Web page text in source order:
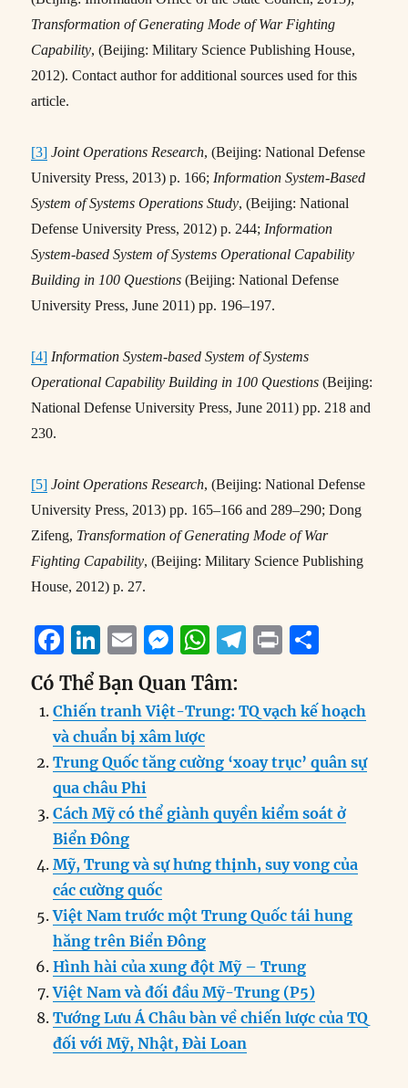
Transformation of Generating Mode of War Fighting
Capability, (Beijing: Military Science Publishing House,
2012). Contact author for additional sources used for this
article.
[3] Joint Operations Research, (Beijing: National Defense
University Press, 2013) p. 166; Information System-Based
System of Systems Operations Study, (Beijing: National
Defense University Press, 2012) p. 244; Information
System-based System of Systems Operational Capability
Building in 100 Questions(Beijing: National Defense
University Press, June 2011) pp. 196–197.
[4] Information System-based System of Systems
Operational Capability Building in 100 Questions(Beijing:
National Defense University Press, June 2011) pp. 218 and
230.
[5] Joint Operations Research, (Beijing: National Defense
University Press, 2013) pp. 165–166 and 289–290; Dong
Zifeng, Transformation of Generating Mode of War
Fighting Capability, (Beijing: Military Science Publishing
House, 2012) p. 27.
F
a
c
e
b
o
o
k
Li
n
k
e
d
I
n
E
m
ai
l
M
ss
e
n
er
W
h
at
s
A
p
T
e
g
r
m
P
n
t
a
re
Có Thể Bạn Quan Tâm:
Chiến tranh Việt-Trung: TQ vạch kế hoạch
và chuẩn bị xâm lược
Trung Quốc tăng cường ‘xoay trục’ quân sự
qua châu Phi
Cách Mỹ có thể giành quyền kiểm soát ở
Biển Đông
Mỹ, Trung và sự hưng thịnh, suy vong của
các cường quốc
Việt Nam trước một Trung Quốc tái hung
hăng trên Biển Đông
Hình hài của xung đột Mỹ – Trung
Việt Nam và đối đầu Mỹ-Trung (P5)
Tướng Lưu Á Châu bàn về chiến lược của TQ
đối với Mỹ, Nhật, Đài Loan